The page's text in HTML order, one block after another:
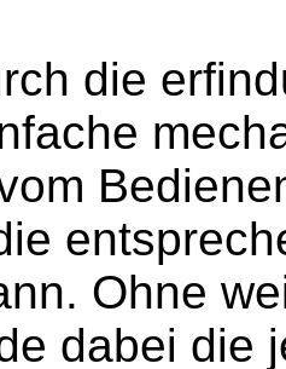
die
Ohne
dabei die